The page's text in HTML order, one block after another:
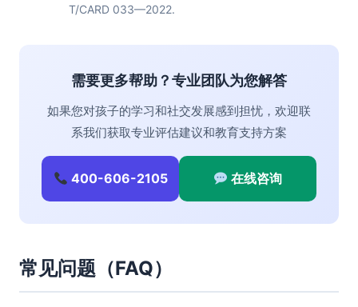
T/CARD 033—2022.
需要更多帮助？专业团队为您解答
如果您对孩子的学习和社交发展感到担忧，欢迎联
系我们获取专业评估建议和教育支持方案
400-606-2105 在线咨询
常见问题（FAQ）